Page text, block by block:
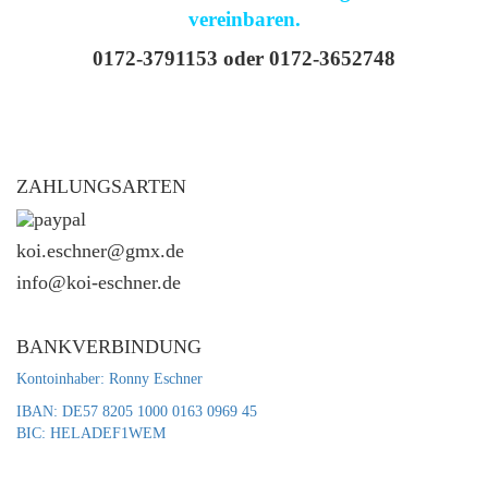
vereinbaren.
0172-3791153 oder 0172-3652748
ZAHLUNGSARTEN
koi.eschner@gmx.de
info@koi-eschner.de
BANKVERBINDUNG
Kontoinhaber: Ronny Eschner
IBAN: DE57 8205 1000 0163 0969 45
BIC: HELADEF1WEM